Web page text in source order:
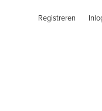
Registreren